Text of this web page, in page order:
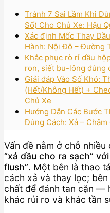
Tránh 7 Sai Lầm Khi
Số) Cho Chủ Xe: Hậu
Xác định Mốc Thay
Hành: Nội Đô – Đường
Khắc phục rò rỉ dầu
ron, siết bu-lông đúng
Giải đáp Vào Số Khó:
(Hết/Không Hết) +
Chủ Xe
Hướng Dẫn Các Bước
Đúng Cách: Xả –
Vấn đề nằm ở chỗ nhiều
“xả dầu cho ra sạch”
flush”. Một bên là thao
cách xả và thay lọc;
chất để đánh tan cặn —
khác rủi ro và khác tần